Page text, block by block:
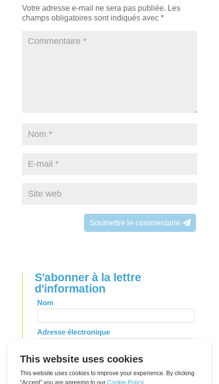
Votre adresse e-mail ne sera pas publiée. Les
champs obligatoires sont indiqués avec *
Soumettre le commentaire
S'abonner à la lettre
d'information
Leave
this
field
blank
Nom
Adresse électronique
Langue